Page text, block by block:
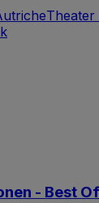
Theater
- Best Of